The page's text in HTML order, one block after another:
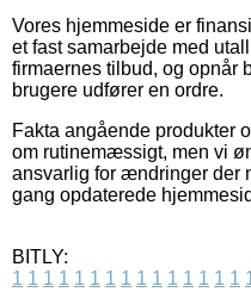
Vores hjemmeside er
et fast samarbejde med
firmaernes tilbud, og opnår
brugere udfører en ordre.
Fakta angående produkter
om rutinemæssigt, men vi
ansvarlig for ændringer der
gang opdaterede
BITLY:
1 1 1 1 1 1 1 1 1 1 1 1 1 1 1